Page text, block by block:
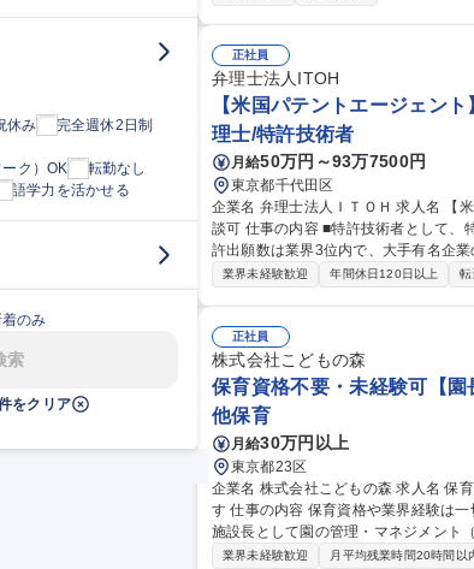
休み
完全週休2日制
ク）OK
転勤なし
語学力を活かせる
着のみ
索
をクリア
のためのルール設計と運用 ■拠点やサ
正社員
弁理士法人ITOH
【米国パテントエージェン
理士/特許技術者
月給50万円～93万7500円
東京都千代田区
企業名 弁理士法人ＩＴＯＨ 求人名 【米国パテントエージェント】外国特許/日英バイリンガル/日本・米国勤務相
談可 仕事の内容 ■特許技術者として、特許明細書の作成および中間処理、またはその補助を担って頂きます！ ■特
許出願数は業界3位内で、大手有名企業
明により解決する技術的課題や、権利
い案件をスピーディーに登録し、大手メ
種 【米国パテントエージェント】外国
業界未経験歓迎 年間休日120日以上 転
正社員
株式会社こどもの森
保育資格不要・未経験可【
他保育
月給30万円以上
東京都23区
企業名 株式会社こどもの森 求人名 保育資格不要・未経験可【園長・施設長候補/東京都】管理・店長経験を活か
す 仕事の内容 保育資格や業界経験は一切不問。まずは東京都内の保育園で現場や運営を学び、約1年後を目安に
施設長として園の管理・マネジメント
心です。 ・入社後約1年間：系列園にて保育現場や運営の基本を一から習得 ・施設長昇格後：園児募集計画の策
業界未経験歓迎 月平均残業時間20時間以